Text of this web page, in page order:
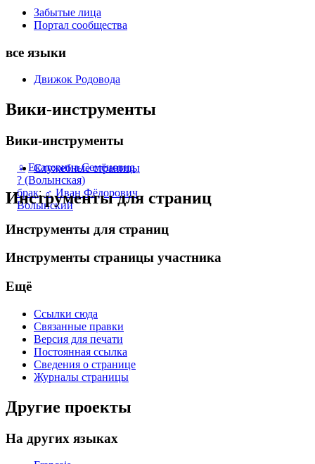
♀ Екатерина Семёновна
? (Волынская)
брак: ♂ Иван Фёдорович
Волынский
Забытые лица
Портал сообщества
все языки
Движок Родовода
Вики-инструменты
Вики-инструменты
Служебные страницы
Инструменты для страниц
Инструменты для страниц
Инструменты страницы участника
Ещё
Ссылки сюда
Связанные правки
Версия для печати
Постоянная ссылка
Сведения о странице
Журналы страницы
Другие проекты
На других языках